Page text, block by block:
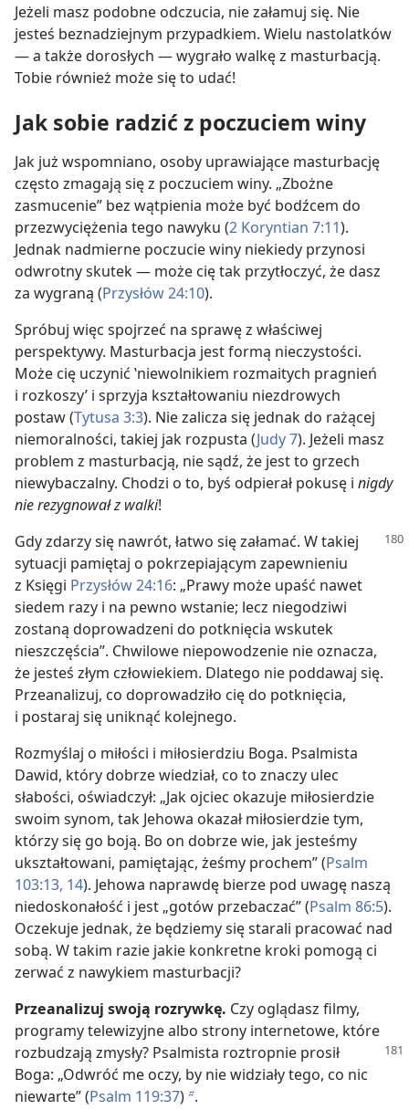
Jeżeli masz podobne odczucia, nie załamuj się. Nie
jesteś beznadziejnym przypadkiem. Wielu nastolatków
— a także dorosłych — wygrało walkę z masturbacją.
Tobie również może się to udać!
Jak sobie radzić z poczuciem winy
Jak już wspomniano, osoby uprawiające masturbację
często zmagają się z poczuciem winy. „Zbożne
zasmucenie” bez wątpienia może być bodźcem do
przezwyciężenia tego nawyku (2 Koryntian 7:11).
Jednak nadmierne poczucie winy niekiedy przynosi
odwrotny skutek — może cię tak przytłoczyć, że dasz
za wygraną (Przysłów 24:10).
Spróbuj więc spojrzeć na sprawę z właściwej
perspektywy. Masturbacja jest formą nieczystości.
Może cię uczynić ‛niewolnikiem rozmaitych pragnień
i rozkoszy’ i sprzyja kształtowaniu niezdrowych
postaw (Tytusa 3:3). Nie zalicza się jednak do rażącej
niemoralności, takiej jak rozpusta (Judy 7). Jeżeli masz
problem z masturbacją, nie sądź, że jest to grzech
niewybaczalny. Chodzi o to, byś odpierał pokusę i nigdy
nie rezygnował z walki!
Gdy zdarzy się nawrót, łatwo się załamać. W takiej
sytuacji pamiętaj o pokrzepiającym zapewnieniu
z Księgi Przysłów 24:16: „Prawy może upaść nawet
siedem razy i na pewno wstanie; lecz niegodziwi
zostaną doprowadzeni do potknięcia wskutek
nieszczęścia”. Chwilowe niepowodzenie nie oznacza,
że jesteś złym człowiekiem. Dlatego nie poddawaj się.
Przeanalizuj, co doprowadziło cię do potknięcia,
i postaraj się uniknąć kolejnego.
Rozmyślaj o miłości i miłosierdziu Boga. Psalmista
Dawid, który dobrze wiedział, co to znaczy ulec
słabości, oświadczył: „Jak ojciec okazuje miłosierdzie
swoim synom, tak Jehowa okazał miłosierdzie tym,
którzy się go boją. Bo on dobrze wie, jak jesteśmy
ukształtowani, pamiętając, żeśmy prochem” (Psalm
103:13, 14). Jehowa naprawdę bierze pod uwagę naszą
niedoskonałość i jest „gotów przebaczać” (Psalm 86:5).
Oczekuje jednak, że będziemy się starali pracować nad
sobą. W takim razie jakie konkretne kroki pomogą ci
zerwać z nawykiem masturbacji?
Przeanalizuj swoją rozrywkę. Czy oglądasz filmy,
programy telewizyjne albo strony internetowe, które
rozbudzają zmysły? Psalmista roztropnie prosił
Boga: „Odwróć me oczy, by nie widziały tego, co nic
niewarte” (Psalm 119:37)b.